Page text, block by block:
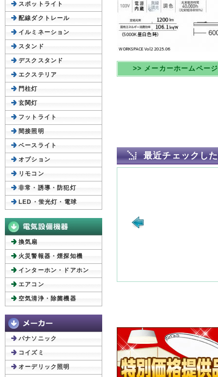
>> メーカーホームペー
最近チェックし
スポットライト
配線ダクトレール
イルミネーション
スタンド
デスクスタンド
エクステリア
門柱灯
玄関灯
フットライト
間接照明
ベースライト
オプション
リモコン
非常・誘導・防犯灯
LED・蛍光灯・電球
換気扇
火災警報器・煙探知機
インターホン・ドアホン
エアコン
空気清浄・除菌機器
パナソニック
コイズミ
オーデリック照明